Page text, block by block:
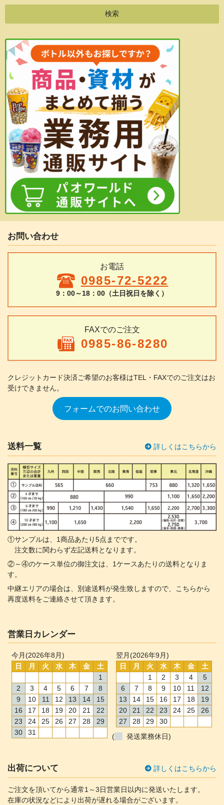
お問い合わせ
お電話
0985-72-5222
9：00～18：00（土日祝日を除く）
FAXでのご注文
0985-86-8280
クレジットカード決済ご希望のお客様はTEL・FAXでのご注文はお
受けできません。
フォームでのお問い合わせ
送料一覧 詳しくはこちらから
①サンプルは、1商品あたり5点までです。
注文数に関わらず左記送料となります。
②～④のケース単位の御注文は、1ケースあたりの送料となりま
す。
中継エリアの場合は、別途送料が発生致しますので、こちらから
再度送料をご連絡させて頂きます。
営業日カレンダー
今月(2026年8月)
日
月 火 水 木 金
土
1
2
3 4 5 6 7
8
9
10 11 12 13 14
15
16
17 18 19 20 21
22
23
24 25 26 27 28
29
30
31
翌月(2026年9月)
日
月 火 水 木 金
土
1
2 3 4
5
6
7 8 9 10 11
12
13
14 15 16 17 18
19
20
21 22 23 24 25
26
27
28 29
30
(
発送業務休日)
出荷について 詳しくはこちらから
ご注文を頂いてから通常1～3日営業日以内に発送いたします。
在庫の状況などにより出荷が遅れる場合がございます。